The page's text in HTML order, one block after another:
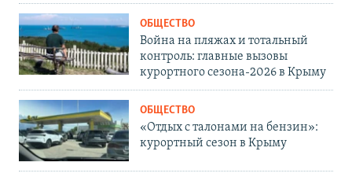
ОБЩЕСТВО
Война на пляжах и тотальный
контроль: главные вызовы
курортного сезона-2026 в Крыму
ОБЩЕСТВО
«Отдых с талонами на бензин»:
курортный сезон в Крыму